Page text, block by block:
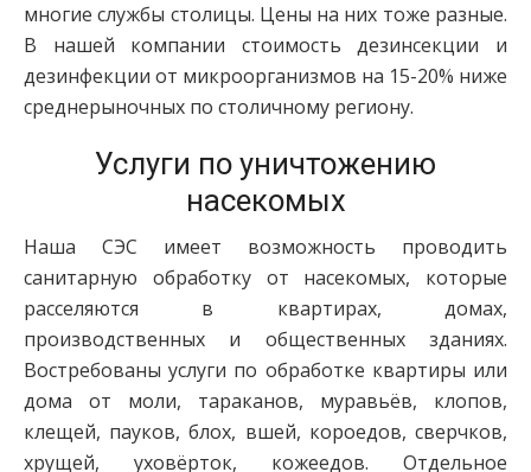
многие службы столицы. Цены на них тоже разные.
В нашей компании стоимость дезинсекции и
дезинфекции от микроорганизмов на 15-20% ниже
среднерыночных по столичному региону.
Услуги по уничтожению
насекомых
Наша СЭС имеет возможность проводить
санитарную обработку от насекомых, которые
расселяются в квартирах, домах,
производственных и общественных зданиях.
Востребованы услуги по обработке квартиры или
дома от моли, тараканов, муравьёв, клопов,
клещей, пауков, блох, вшей, короедов, сверчков,
хрущей, уховёрток, кожеедов. Отдельное